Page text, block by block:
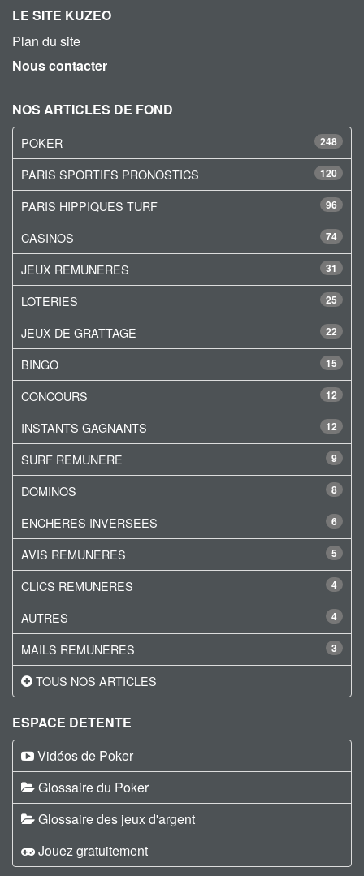
LE SITE KUZEO
Plan du site
Nous contacter
NOS ARTICLES DE FOND
248
POKER
120
PARIS SPORTIFS PRONOSTICS
96
PARIS HIPPIQUES TURF
74
CASINOS
31
JEUX REMUNERES
25
LOTERIES
22
JEUX DE GRATTAGE
15
BINGO
12
CONCOURS
12
INSTANTS GAGNANTS
9
SURF REMUNERE
8
DOMINOS
6
ENCHERES INVERSEES
5
AVIS REMUNERES
4
CLICS REMUNERES
4
AUTRES
3
MAILS REMUNERES
TOUS NOS ARTICLES
ESPACE DETENTE
Vidéos de Poker
Glossaire du Poker
Glossaire des jeux d'argent
Jouez gratuitement